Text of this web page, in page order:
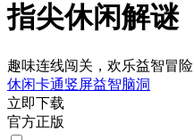
指尖休闲解谜
趣味连线闯关，欢乐益智冒险
休闲卡通竖屏益智脑洞
立即下载
官方正版